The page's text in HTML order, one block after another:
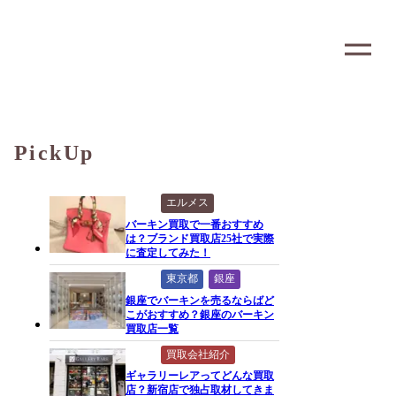
PickUp
エルメス
バーキン買取で一番おすすめ
は？ブランド買取店25社で実際
に査定してみた！
東京都
銀座
銀座でバーキンを売るならばど
こがおすすめ？銀座のバーキン
買取店一覧
買取会社紹介
ギャラリーレアってどんな買取
店？新宿店で独占取材してきま